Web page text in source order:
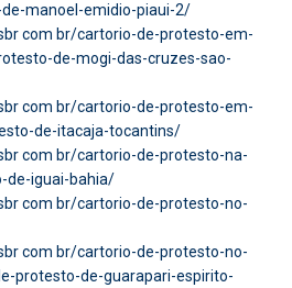
manoel-emidio-piaui-2/
com br/cartorio-de-protesto-em-
de-mogi-das-cruzes-sao-
com br/cartorio-de-protesto-em-
de-itacaja-tocantins/
com br/cartorio-de-protesto-na-
de-iguai-bahia/
com br/cartorio-de-protesto-no-
com br/cartorio-de-protesto-no-
protesto-de-guarapari-espirito-